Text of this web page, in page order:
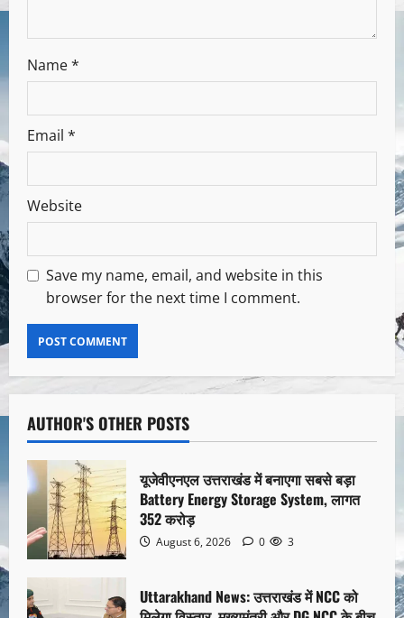
Name*
Email *
Website
Save my name, email, and website in this
browser for the next time I comment.
AUTHOR'S OTHER POSTS
यूजेवीएनएल उत्तराखंड में बनाएगा सबसे बड़ा
Battery Energy Storage System, लागत
352 करोड़
August 6, 2026 0 3
Uttarakhand News: उत्तराखंड में NCC को